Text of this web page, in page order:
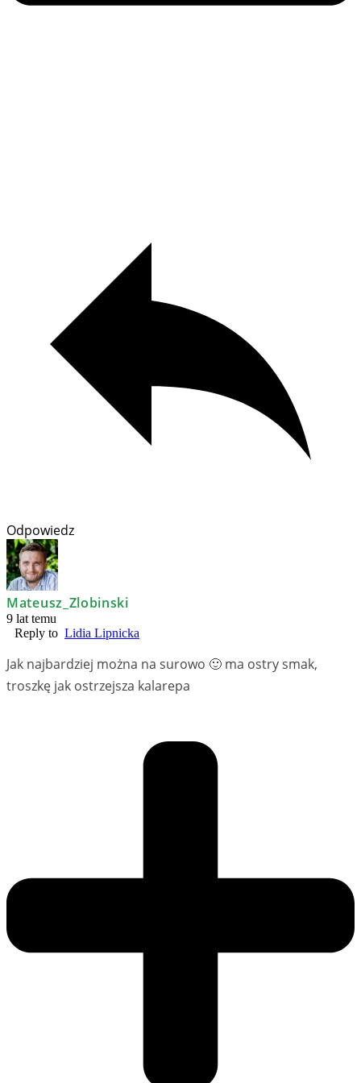
Odpowiedz
Mateusz_Zlobinski
9 lat temu
Reply to Lidia Lipnicka
Jak najbardziej można na surowo 🙂 ma ostry smak,
troszkę jak ostrzejsza kalarepa